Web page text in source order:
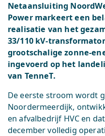
Netaansluiting
Power markeert een
realisatie van het
33/110 kV-
grootschalige zonne-
ingevoerd op het
van TenneT.
De eerste stroom wordt
Noordermeerdijk,
en afvalbedrijf HVC en
december volledig